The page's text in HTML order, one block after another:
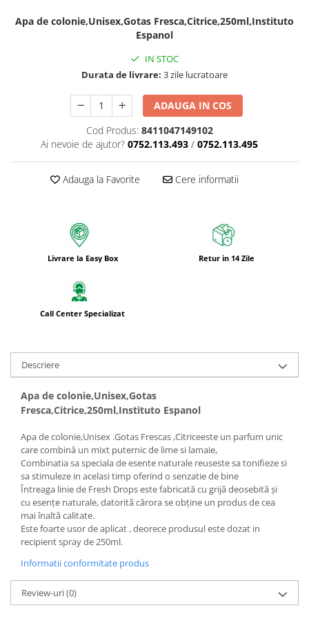
Apa de colonie,Unisex,Gotas Fresca,Citrice,250ml,Instituto
Espanol
IN STOC
Durata de livrare: 3 zile lucratoare
ADAUGA IN COS
Cod Produs: 8411047149102
Ai nevoie de ajutor? 0752.113.493 / 0752.113.495
Adauga la Favorite Cere informatii
Livrare la Easy Box Retur in 14 Zile
Call Center Specializat
Descriere
Apa de colonie,Unisex,Gotas
Fresca,Citrice,250ml,Instituto Espanol
Apa de colonie,Unisex .Gotas Frescas ,Citriceeste un parfum unic
care combină un mixt puternic de lime si lamaie,
Combinatia sa speciala de esente naturale reuseste sa tonifieze si
sa stimuleze in acelasi timp oferind o senzatie de bine
Întreaga linie de Fresh Drops este fabricată cu grijă deosebită și
cu esențe naturale, datorită cărora se obține un produs de cea
mai înaltă calitate.
Este foarte usor de aplicat , deorece produsul este dozat in
recipient spray de 250ml.
Informatii conformitate produs
Review-uri(0)